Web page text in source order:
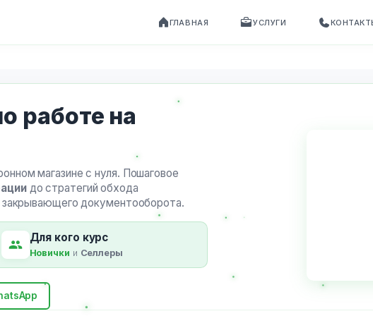
ГЛАВНАЯ УСЛУГИ
работе на
магазине с нуля. Пошаговое
до стратегий обхода
закрывающего документооборота.
Для кого курс
Новички и Селлеры